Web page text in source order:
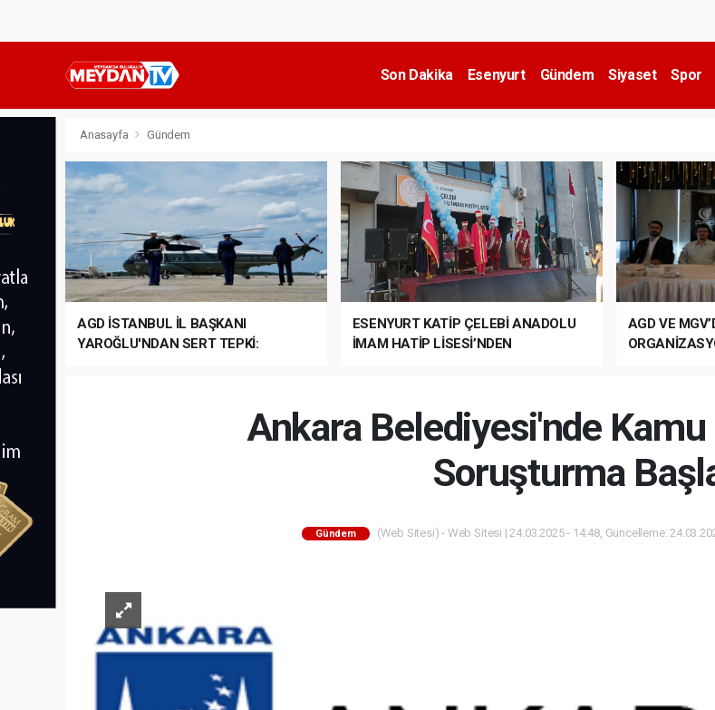
Son Dakika Esenyurt Gündem Siyaset Spor
Anasayfa Gündem
AGD İSTANBUL İL BAŞKANI
YAROĞLU'NDAN SERT TEPKİ:
ESENYURT KATİP ÇELEBİ ANADOLU
İMAM HATİP LİSESİ’NDEN
AGD VE
Ankara Belediyesi'nde Kamu
Soruşturma
Gündem (Web Sitesi) - Web Sitesi | 24.03.2025 - 14:48, Güncelleme: